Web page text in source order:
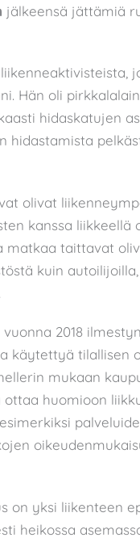
jälkeensä jättämiä
Hän oli
hidaskatujen
hidastamista
olivat
kanssa liikkeellä
taittavat
kuin
2018
käytettyä tilallisen
mukaan
huomioon
on yksi liikenteen
heikossa